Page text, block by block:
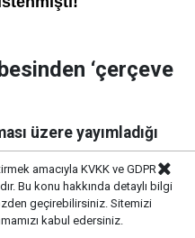
‘çerçeve
üzere yayımladığı
süreç
"İstikbalimiz,
kullanıldı.
amacıyla KVKK ve GDPR
Bu konu hakkında detaylı bilgi
geçirebilirsiniz. Sitemizi
kabul edersiniz.